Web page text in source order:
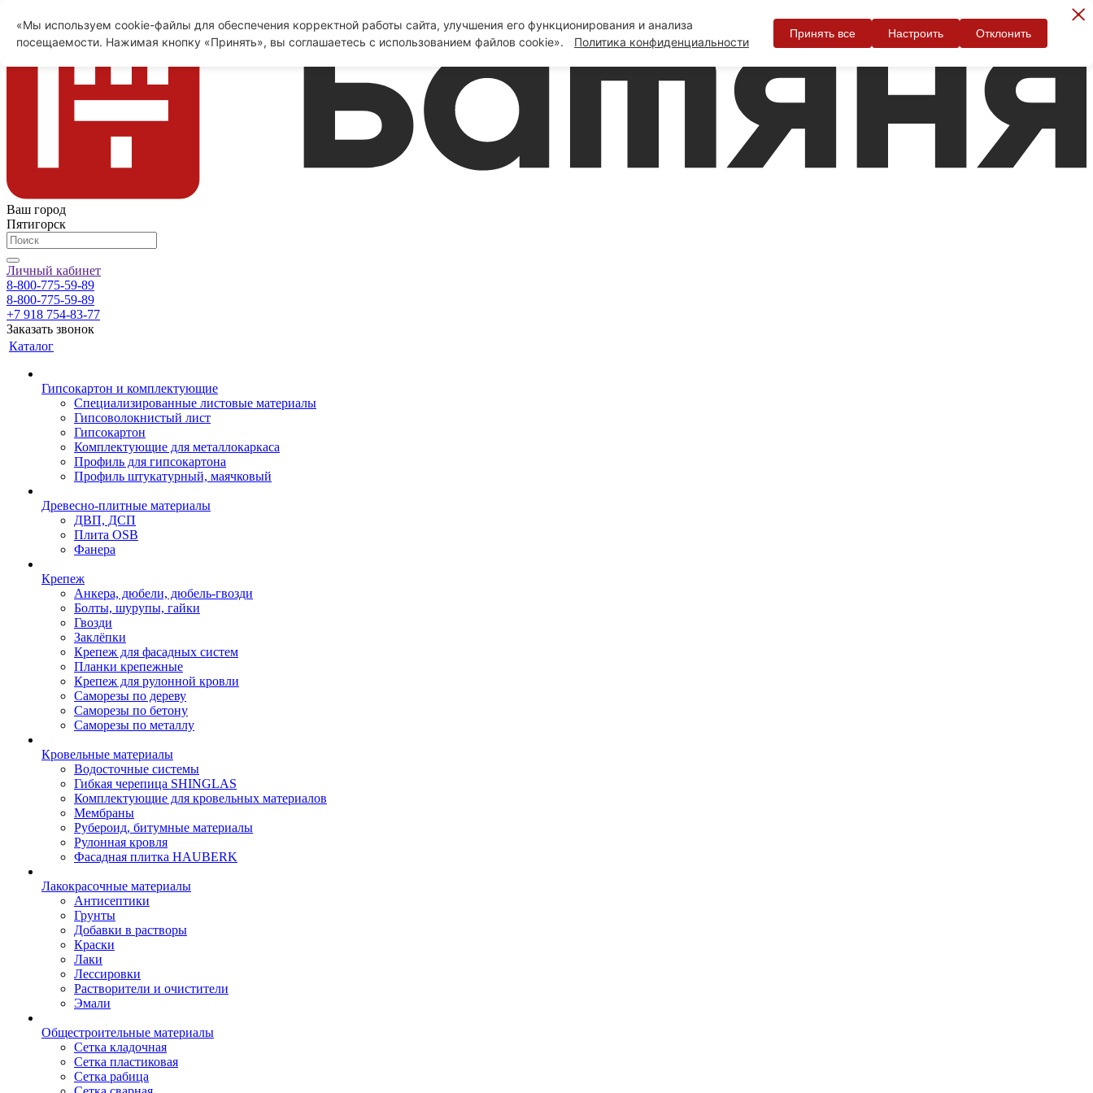
Ваш город
Пятигорск
Личный кабинет
8-800-775-59-89
8-800-775-59-89
+7 918 754-83-77
Заказать звонок
Каталог
Гипсокартон и комплектующие
Специализированные листовые материалы
Гипсоволокнистый лист
Гипсокартон
Комплектующие для металлокаркаса
Профиль для гипсокартона
Профиль штукатурный, маячковый
Древесно-плитные материалы
ДВП, ДСП
Плита OSB
Фанера
Крепеж
Анкера, дюбели, дюбель-гвозди
Болты, шурупы, гайки
Гвозди
Заклёпки
Крепеж для фасадных систем
Планки крепежные
Крепеж для рулонной кровли
Саморезы по дереву
Саморезы по бетону
Саморезы по металлу
Кровельные материалы
Водосточные системы
Гибкая черепица SHINGLAS
Комплектующие для кровельных материалов
Мембраны
Рубероид, битумные материалы
Рулонная кровля
Фасадная плитка HAUBERK
Лакокрасочные материалы
Антисептики
Грунты
Добавки в растворы
Краски
Лаки
Лессировки
Растворители и очистители
Эмали
Общестроительные материалы
Сетка кладочная
Сетка пластиковая
Сетка рабица
«Мы используем cookie-файлы для обеспечения корректной работы сайта, улучшения его функционирования и анализа
посещаемости. Нажимая кнопку «Принять», вы соглашаетесь с использованием файлов cookie».
Политика конфиденциальности
Принять все Настроить Отклонить